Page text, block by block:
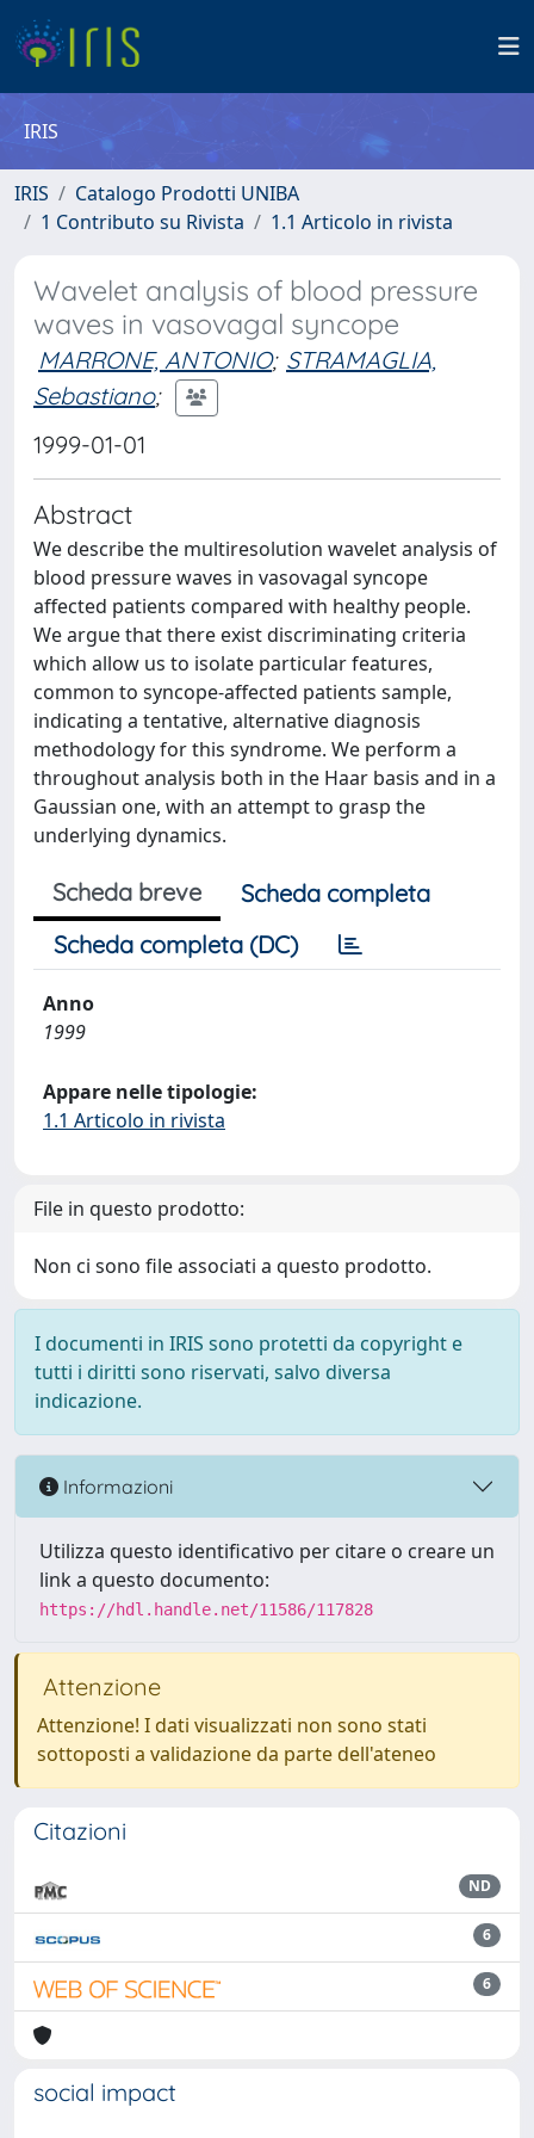
IRIS
IRIS
Catalogo Prodotti UNIBA
1 Contributo su Rivista
1.1 Articolo in rivista
Wavelet analysis of blood pressure
waves in vasovagal syncope
MARRONE, ANTONIO; STRAMAGLIA,
Sebastiano;
1999-01-01
Abstract
We describe the multiresolution wavelet analysis of
blood pressure waves in vasovagal syncope
affected patients compared with healthy people.
We argue that there exist discriminating criteria
which allow us to isolate particular features,
common to syncope-affected patients sample,
indicating a tentative, alternative diagnosis
methodology for this syndrome. We perform a
throughout analysis both in the Haar basis and in a
Gaussian one, with an attempt to grasp the
underlying dynamics.
Scheda breve
Scheda completa
Scheda completa (DC)
Anno
1999
Appare nelle tipologie:
1.1 Articolo in rivista
File in questo prodotto:
Non ci sono file associati a questo prodotto.
I documenti in IRIS sono protetti da copyright e
tutti i diritti sono riservati, salvo diversa
indicazione.
Informazioni
Utilizza questo identificativo per citare o creare un
link a questo documento:
https://hdl.handle.net/11586/117828
Attenzione
Attenzione! I dati visualizzati non sono stati
sottoposti a validazione da parte dell'ateneo
Citazioni
ND
6
6
social impact